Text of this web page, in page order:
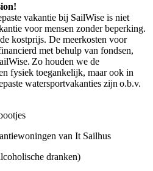
vakantie bij SailWise is niet
voor mensen zonder beperking.
kostprijs. De meerkosten voor
met behulp van fondsen,
Zo houden we de
fysiek toegankelijk, maar ook in
watersportvakanties zijn o.b.v.
van It Sailhus
dranken)